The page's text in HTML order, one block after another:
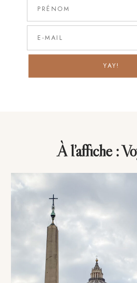
À l’affiche :